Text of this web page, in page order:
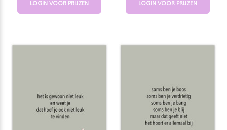
LOGIN VOOR PRIJZEN LOGIN VOOR PRIJZEN